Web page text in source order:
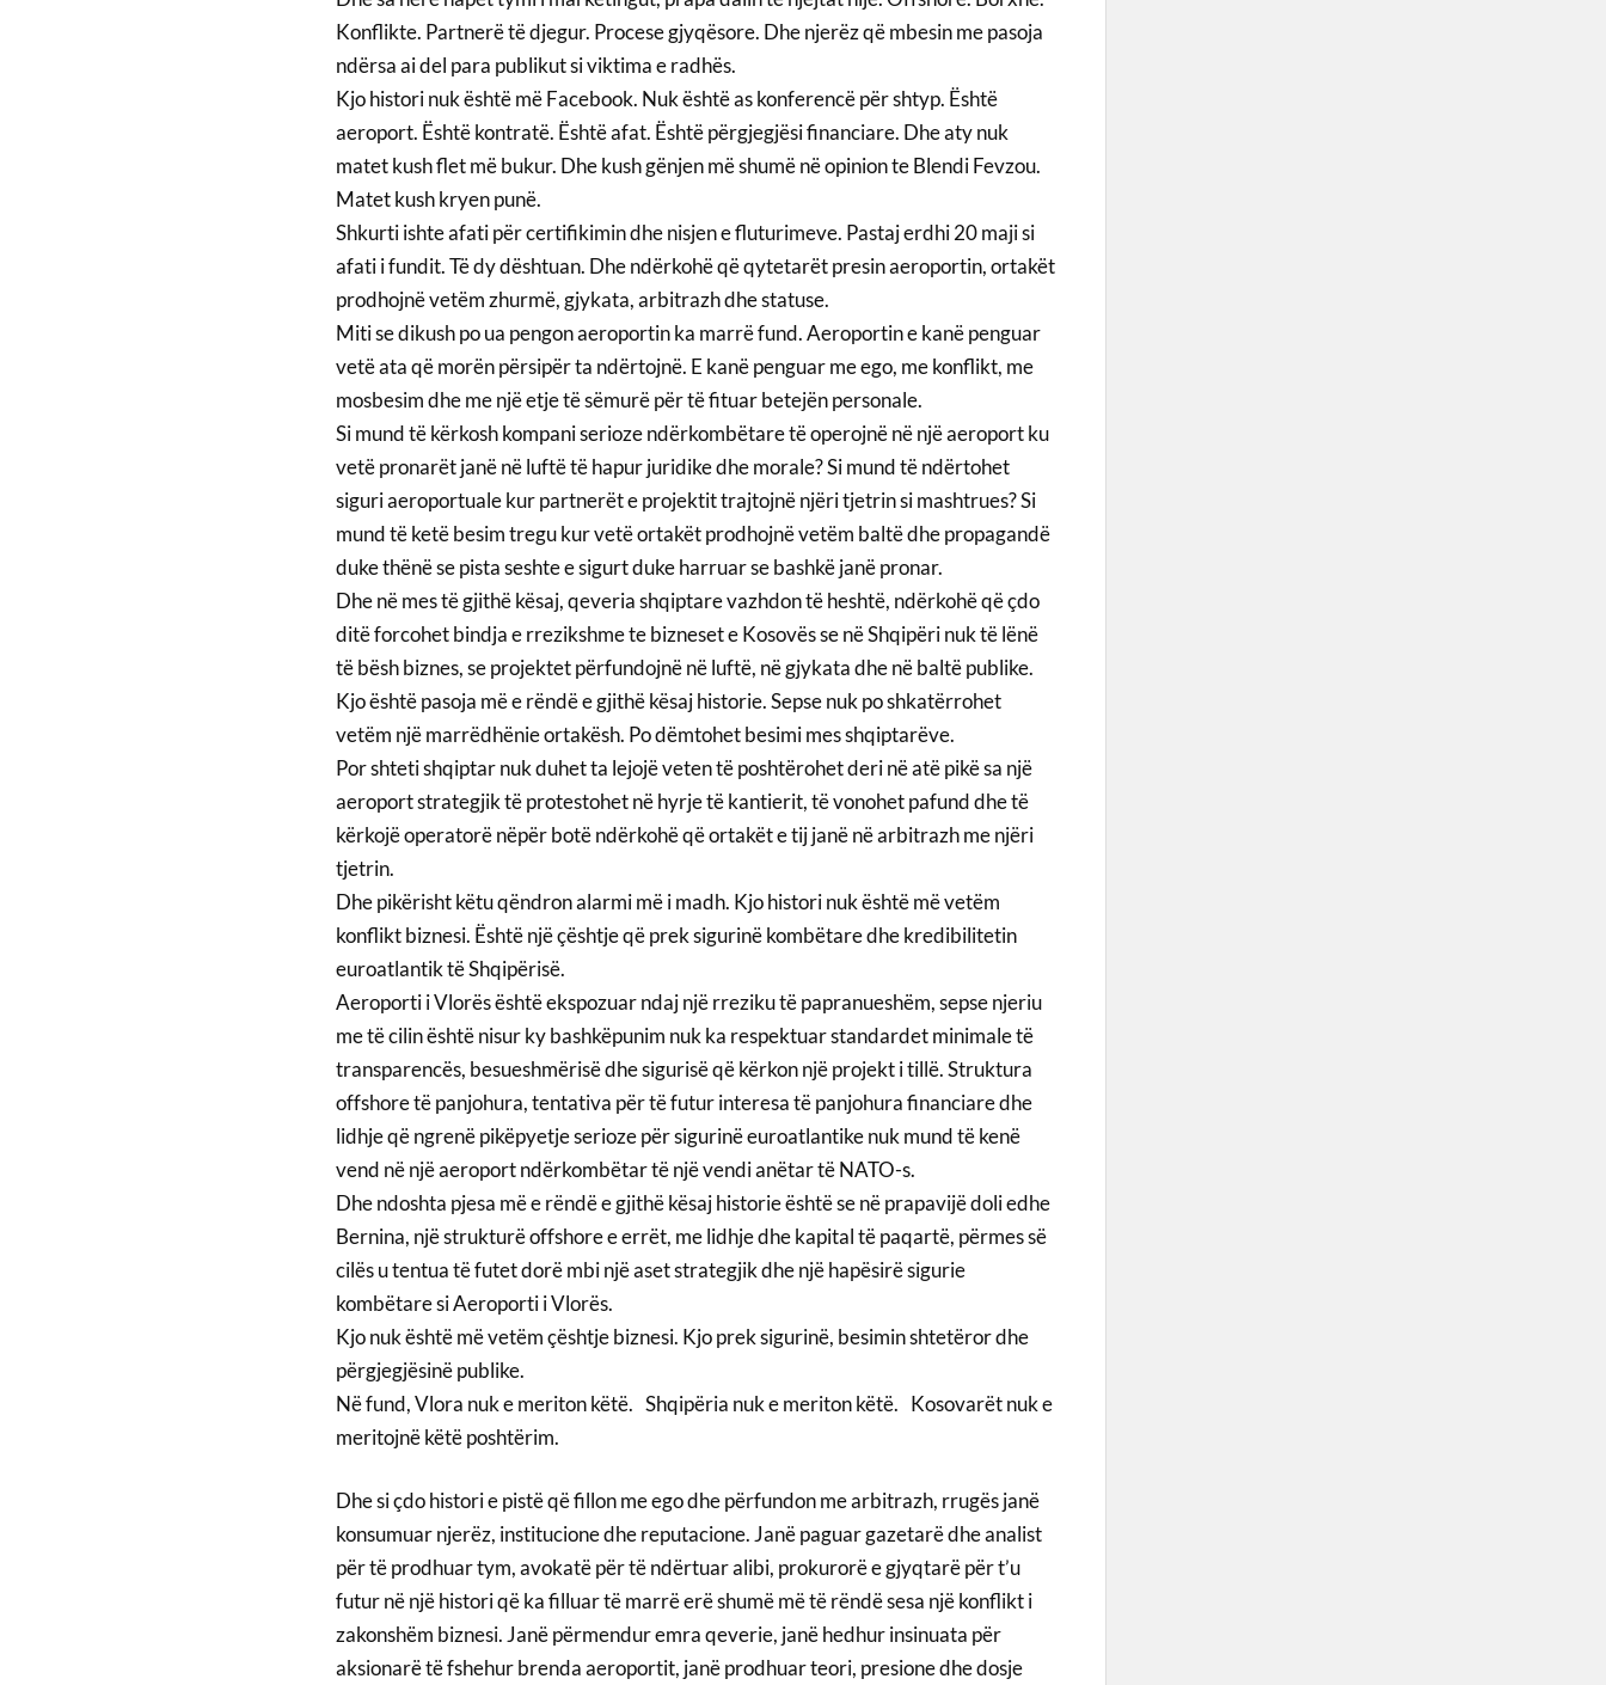
Konflikte. Partnerë të djegur. Procese gjyqësore. Dhe njerëz që mbesin me pasoja
ndërsa ai del para publikut si viktima e radhës.
Kjo histori nuk është më Facebook. Nuk është as konferencë për shtyp. Është
aeroport. Është kontratë. Është afat. Është përgjegjësi financiare. Dhe aty nuk
matet kush flet më bukur. Dhe kush gënjen më shumë në opinion te Blendi Fevzou.
Matet kush kryen punë.
Shkurti ishte afati për certifikimin dhe nisjen e fluturimeve. Pastaj erdhi 20 maji si
afati i fundit. Të dy dështuan. Dhe ndërkohë që qytetarët presin aeroportin, ortakët
prodhojnë vetëm zhurmë, gjykata, arbitrazh dhe statuse.
Miti se dikush po ua pengon aeroportin ka marrë fund. Aeroportin e kanë penguar
vetë ata që morën përsipër ta ndërtojnë. E kanë penguar me ego, me konflikt, me
mosbesim dhe me një etje të sëmurë për të fituar betejën personale.
Si mund të kërkosh kompani serioze ndërkombëtare të operojnë në një aeroport ku
vetë pronarët janë në luftë të hapur juridike dhe morale? Si mund të ndërtohet
siguri aeroportuale kur partnerët e projektit trajtojnë njëri tjetrin si mashtrues? Si
mund të ketë besim tregu kur vetë ortakët prodhojnë vetëm baltë dhe propagandë
duke thënë se pista seshte e sigurt duke harruar se bashkë janë pronar.
Dhe në mes të gjithë kësaj, qeveria shqiptare vazhdon të heshtë, ndërkohë që çdo
ditë forcohet bindja e rrezikshme te bizneset e Kosovës se në Shqipëri nuk të lënë
të bësh biznes, se projektet përfundojnë në luftë, në gjykata dhe në baltë publike.
Kjo është pasoja më e rëndë e gjithë kësaj historie. Sepse nuk po shkatërrohet
vetëm një marrëdhënie ortakësh. Po dëmtohet besimi mes shqiptarëve.
Por shteti shqiptar nuk duhet ta lejojë veten të poshtërohet deri në atë pikë sa një
aeroport strategjik të protestohet në hyrje të kantierit, të vonohet pafund dhe të
kërkojë operatorë nëpër botë ndërkohë që ortakët e tij janë në arbitrazh me njëri
tjetrin.
Dhe pikërisht këtu qëndron alarmi më i madh. Kjo histori nuk është më vetëm
konflikt biznesi. Është një çështje që prek sigurinë kombëtare dhe kredibilitetin
euroatlantik të Shqipërisë.
Aeroporti i Vlorës është ekspozuar ndaj një rreziku të papranueshëm, sepse njeriu
me të cilin është nisur ky bashkëpunim nuk ka respektuar standardet minimale të
transparencës, besueshmërisë dhe sigurisë që kërkon një projekt i tillë. Struktura
offshore të panjohura, tentativa për të futur interesa të panjohura financiare dhe
lidhje që ngrenë pikëpyetje serioze për sigurinë euroatlantike nuk mund të kenë
vend në një aeroport ndërkombëtar të një vendi anëtar të NATO-s.
Dhe ndoshta pjesa më e rëndë e gjithë kësaj historie është se në prapavijë doli edhe
Bernina, një strukturë offshore e errët, me lidhje dhe kapital të paqartë, përmes së
cilës u tentua të futet dorë mbi një aset strategjik dhe një hapësirë sigurie
kombëtare si Aeroporti i Vlorës.
Kjo nuk është më vetëm çështje biznesi. Kjo prek sigurinë, besimin shtetëror dhe
përgjegjësinë publike.
Në fund, Vlora nuk e meriton këtë. Shqipëria nuk e meriton këtë. Kosovarët nuk e
meritojnë këtë poshtërim.
Dhe si çdo histori e pistë që fillon me ego dhe përfundon me arbitrazh, rrugës janë
konsumuar njerëz, institucione dhe reputacione. Janë paguar gazetarë dhe analist
për të prodhuar tym, avokatë për të ndërtuar alibi, prokurorë e gjyqtarë për t’u
futur në një histori që ka filluar të marrë erë shumë më të rëndë sesa një konflikt i
zakonshëm biznesi. Janë përmendur emra qeverie, janë hedhur insinuata për
aksionarë të fshehur brenda aeroportit, janë prodhuar teori, presione dhe dosje